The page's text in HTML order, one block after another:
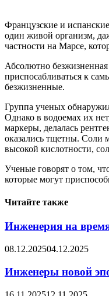
Французские и
один живой организм,
частности на Марсе,
Абсолютно
приспосабливаться к
безжизненные.
Группа ученых
Однако в водоемах их
маркеры, делалась
оказались тщетны. Соли
высокой кислотности,
Ученые говорят о том,
которые могут
Читайте также
Инженерия на
08.12.202504.12.2025
Инженеры новой